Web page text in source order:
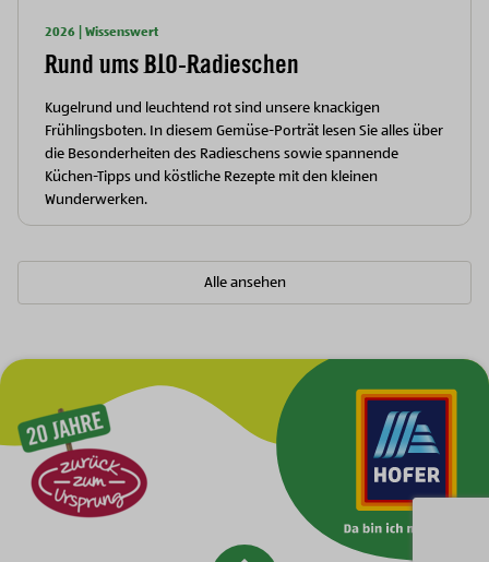
2026 | Wissenswert
Rund ums BIO-Radieschen
Kugelrund und leuchtend rot sind unsere knackigen
Frühlingsboten. In diesem Gemüse-Porträt lesen Sie alles über
die Besonderheiten des Radieschens sowie spannende
Küchen-Tipps und köstliche Rezepte mit den kleinen
Wunderwerken.
Alle ansehen
Zur Hauptnavigation